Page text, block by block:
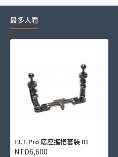
最多人看
F.I.T. Pro 底座握把套裝 01
NTD6,600